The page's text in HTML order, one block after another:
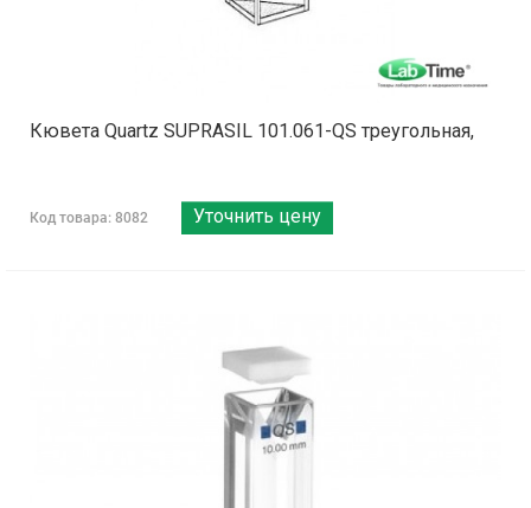
Кювета Quartz SUPRASIL 101.061-QS треугольная,
Код товара: 8082 Уточнить цену